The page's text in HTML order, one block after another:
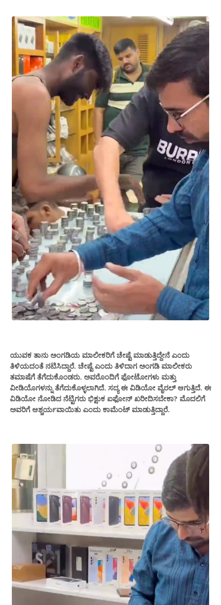
ಯುವಕ ತಾನು ಅಂಗಡಿಯ ಮಾಲೀಕರಿಗೆ ಚೇಷ್ಟೆ ಮಾಡುತ್ತಿದ್ದೇನೆ ಎಂದು
ತಿಳಿಯದಂತೆ ನಟಿಸಿದ್ದಾರೆ. ಚೇಷ್ಟೆ ಎಂದು ತಿಳಿದಾಗ ಅಂಗಡಿ ಮಾಲೀಕರು
ತಮಾಷೆಗೆ ತೆಗೆದುಕೊಂಡರು. ಅವರೊಂದಿಗೆ ಫೋಟೋಗಳು ಮತ್ತು
ವೀಡಿಯೊಗಳನ್ನು ತೆಗೆದುಕೊಳ್ಳಲಾಗಿದೆ. ಸದ್ಯ ಈ ವಿಡಿಯೋ ವೈರಲ್ ಆಗುತ್ತಿದೆ. ಈ
ವಿಡಿಯೋ ನೋಡಿದ ನೆಟ್ಟಿಗರು ಭಿಕ್ಷುಕ ಐಫೋನ್ ಖರೀದಿಸಬೇಕಾ? ಮೊದಲಿಗೆ
ಅವರಿಗೆ ಆಶ್ಚರ್ಯವಾಯಿತು ಎಂದು ಕಾಮೆಂಟ್​​ ಮಾಡುತ್ತಿದ್ದಾರೆ.